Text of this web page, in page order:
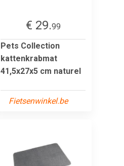
€ 29.99
Pets Collection
kattenkrabmat
41,5x27x5 cm naturel
Fietsenwinkel.be